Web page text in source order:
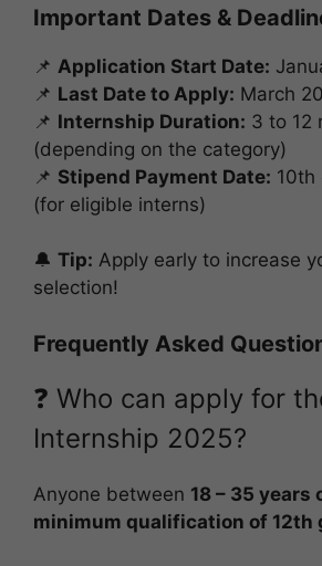
Important Dates &
📌 Application Start Date:
📌 Last Date to Apply: March
📌 Internship Duration: 3 to 12
(depending on the category)
📌 Stipend Payment Date: 10th
(for eligible interns)
🔔 Tip: Apply early to increase
selection!
Frequently Asked
❓ Who can apply for
Internship 2025?
Anyone between 18 – 35 years
minimum qualification of 12th